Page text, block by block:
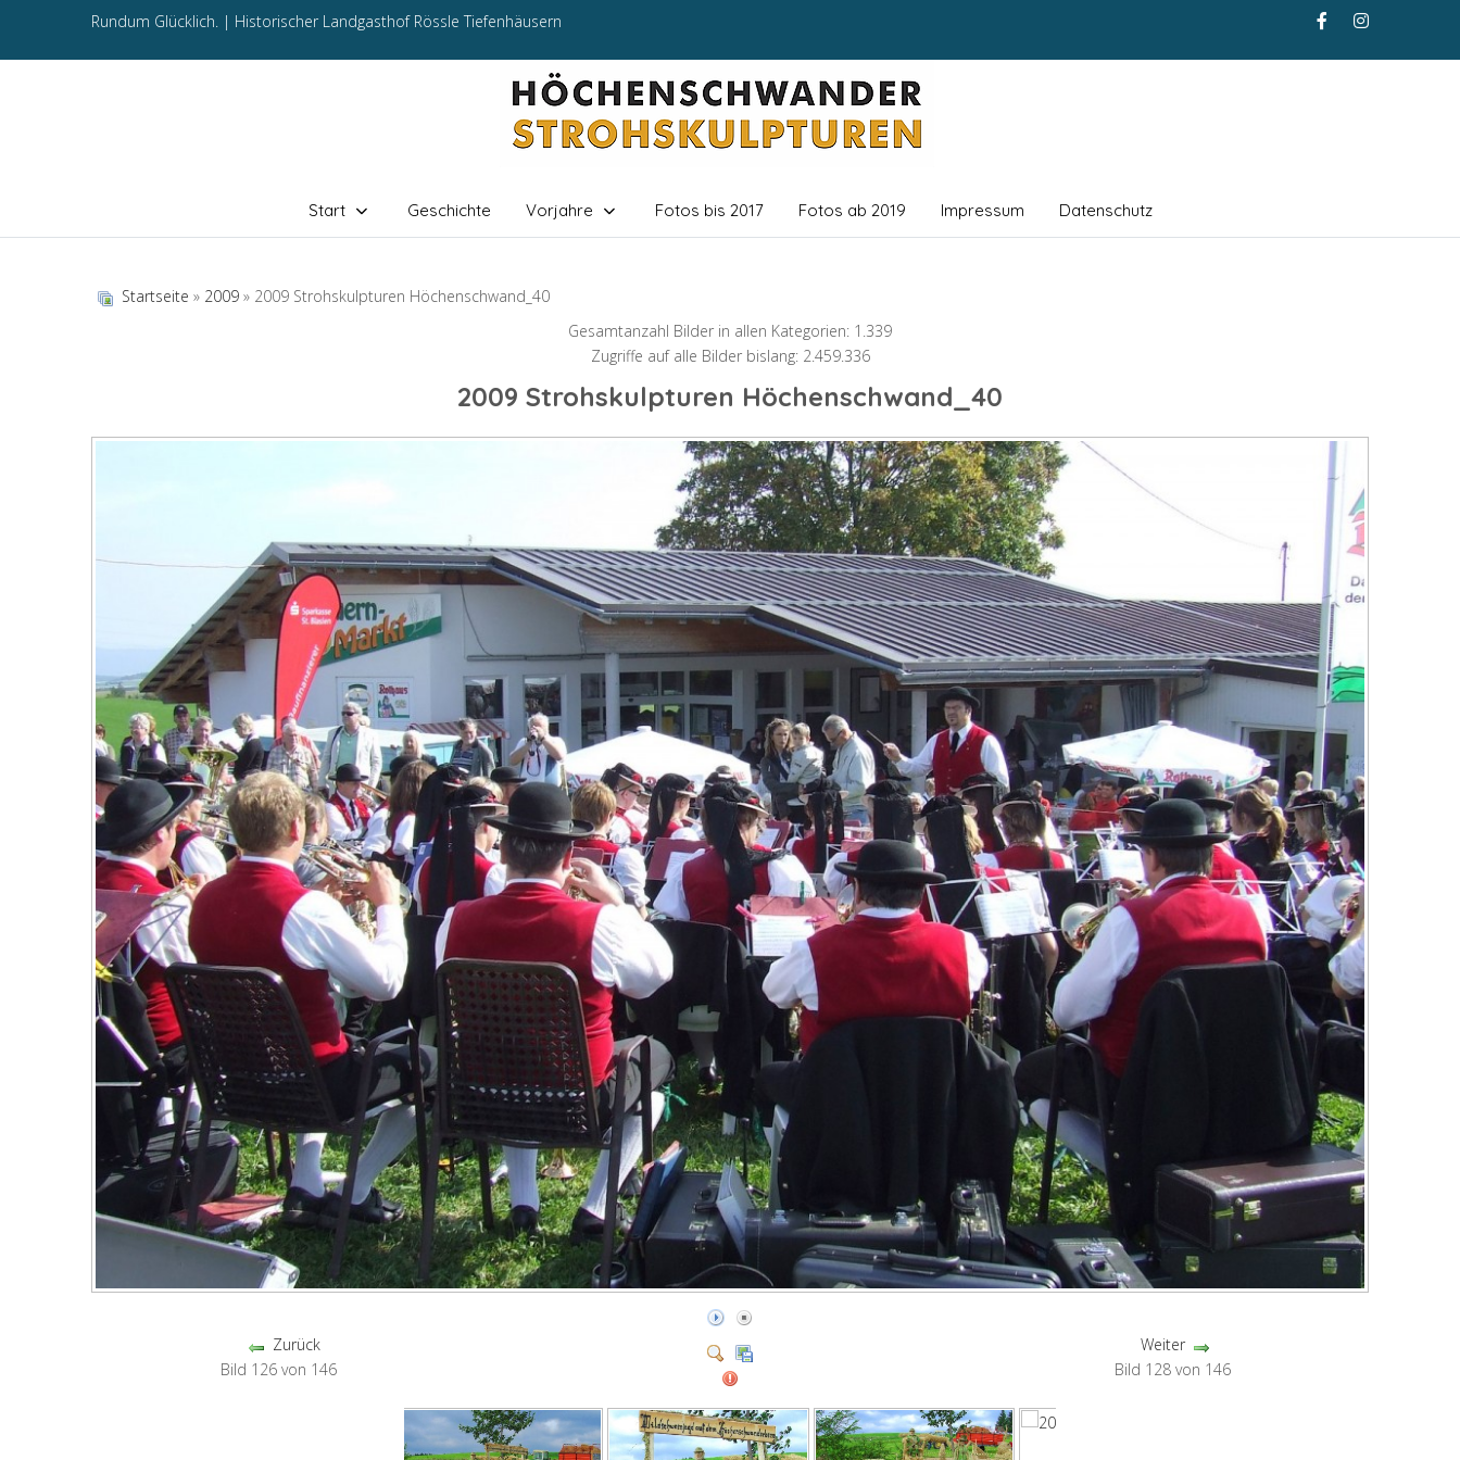
Rundum Glücklich. | Historischer Landgasthof Rössle Tiefenhäusern
Start Geschichte Vorjahre Fotos bis 2017 Fotos ab 2019 Impressum Datenschutz
Startseite » 2009 » 2009 Strohskulpturen Höchenschwand_40
Gesamtanzahl Bilder in allen Kategorien: 1.339
Zugriffe auf alle Bilder bislang: 2.459.336
2009 Strohskulpturen Höchenschwand_40
Zurück
Bild 126 von 146
Weiter
Bild 128 von 146